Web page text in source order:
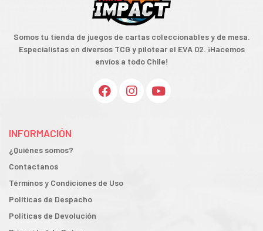
Somos tu tienda de juegos de cartas coleccionables y de mesa.
Especialistas en diversos TCG y pilotear el EVA 02. ¡Hacemos
envíos a todo Chile!
INFORMACIÓN
¿Quiénes somos?
Contactanos
Términos y Condiciones de Uso
Políticas de Despacho
Políticas de Devolución